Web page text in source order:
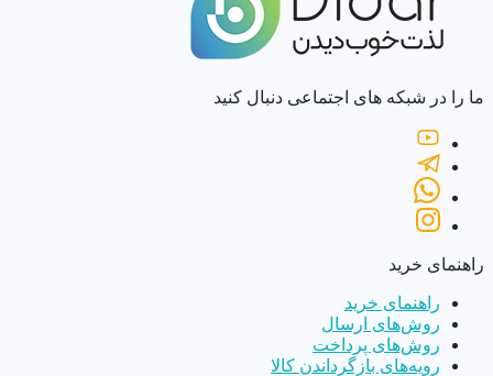
ما را در شبکه های اجتماعی دنبال کنید
راهنمای خرید
راهنمای خرید
روش‌های ارسال
روش‌های پرداخت
رویه‌های بازگرداندن کالا